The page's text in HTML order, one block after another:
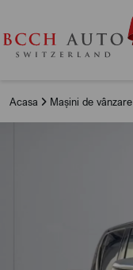
Acasa Mașini de vânzare